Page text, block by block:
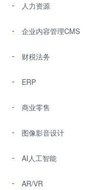
人力资源
企业内容管理CMS
财税法务
ERP
商业零售
图像影音设计
AI人工智能
AR/VR